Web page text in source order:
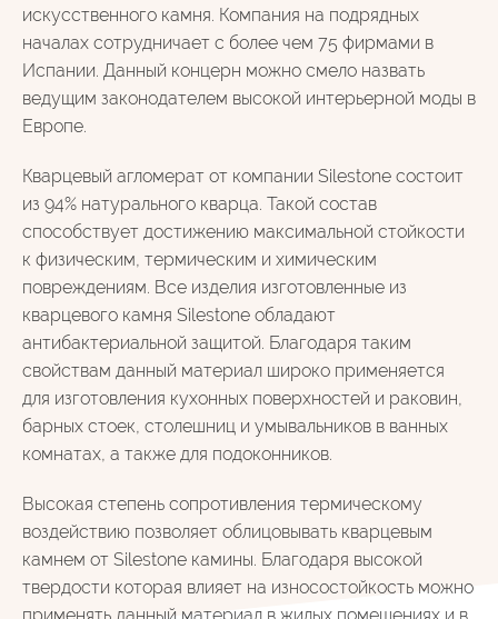
искусственного камня. Компания на подрядных
началах сотрудничает с более чем 75 фирмами в
Испании. Данный концерн можно смело назвать
ведущим законодателем высокой интерьерной моды в
Европе.
Кварцевый агломерат от компании Silestone состоит
из 94% натурального кварца. Такой состав
способствует достижению максимальной стойкости
к физическим, термическим и химическим
повреждениям. Все изделия изготовленные из
кварцевого камня Silestone обладают
антибактериальной защитой. Благодаря таким
свойствам данный материал широко применяется
для изготовления кухонных поверхностей и раковин,
барных стоек, столешниц и умывальников в ванных
комнатах, а также для подоконников.
Высокая степень сопротивления термическому
воздействию позволяет облицовывать кварцевым
камнем от Silestone камины. Благодаря высокой
твердости которая влияет на износостойкость можно